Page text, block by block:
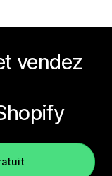
vendez